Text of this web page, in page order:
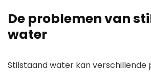
De problemen van
water
Stilstaand water kan verschillende